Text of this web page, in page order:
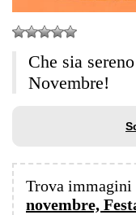
Che sia
Novembre!
Trova
novembre,